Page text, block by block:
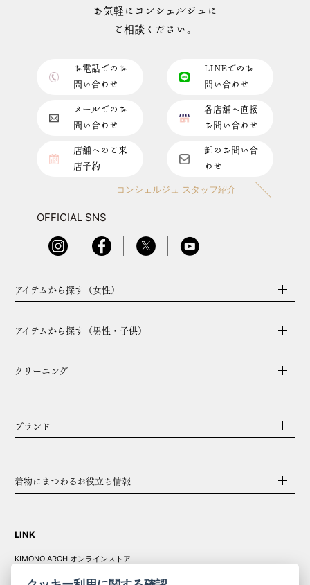
お気軽にコンシェルジュに
ご相談ください。
お電話でのお
問い合わせ
LINEでのお
問い合わせ
メールでのお
問い合わせ
各店舗へ直接
お問い合わせ
店舗へのご来
店予約
卸のお問い合
わせ
コンシェルジュ スタッフ紹介
OFFICIAL SNS
アイテムから探す（女性）
アイテムから探す（男性・子供）
クリーニング
ブランド
着物にまつわるお役立ち情報
LINK
KIMONO ARCH オンラインストア